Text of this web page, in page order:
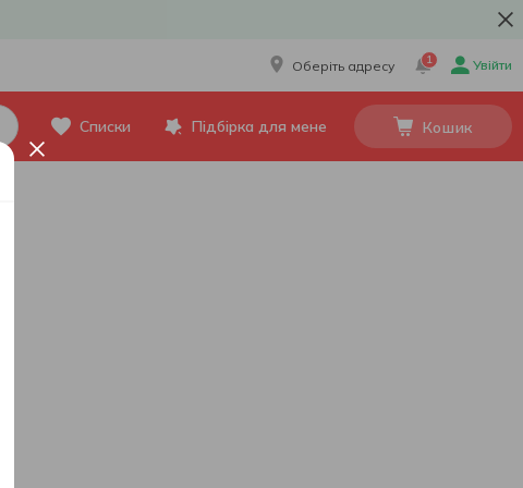
Оберіть адресу 1 Увійти
Списки Підбірка для мене Кошик